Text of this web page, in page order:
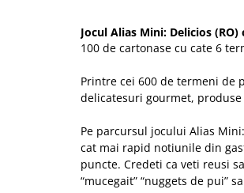
Jocul Alias Mini: Delicios
100 de cartonase cu cate 6
Printre cei 600 de termeni de
delicatesuri gourmet,
Pe parcursul jocului Alias
cat mai rapid notiunile din
puncte. Credeti ca veti reusi
“mucegait” “nuggets de pui”